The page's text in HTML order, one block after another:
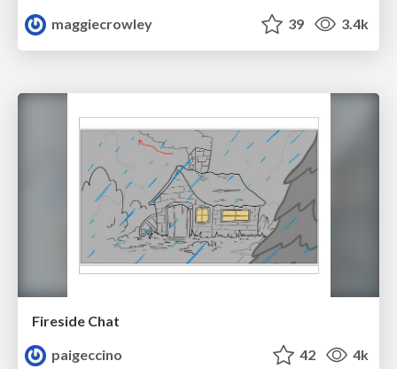
maggiecrowley
39 3.4k
Fireside Chat
paigeccino
42 4k